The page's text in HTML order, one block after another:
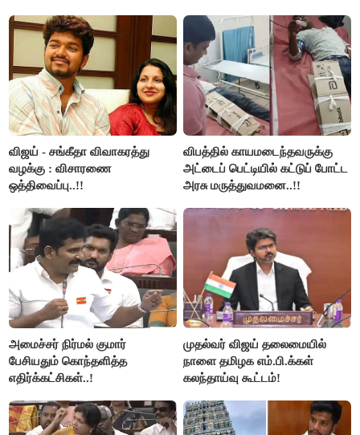
விஜய் - சங்கீதா விவாகரத்து
வழக்கு : விசாரணை
ஒத்திவைப்பு..!!
விபத்தில் காயமடைந்தவருக்கு
அட்டைப் பெட்டியில் கட்டுப் போட்ட
அரசு மருத்துவமனை..!!
அமைச்சர் நிர்மல் குமார்
பேசியதும் கொந்தளித்த
எதிர்க்கட்சிகள்..!
முதல்வர் விஜய் தலைமையில்
நாளை தமிழக எம்.பி.க்கள்
கலந்தாய்வு கூட்டம்!